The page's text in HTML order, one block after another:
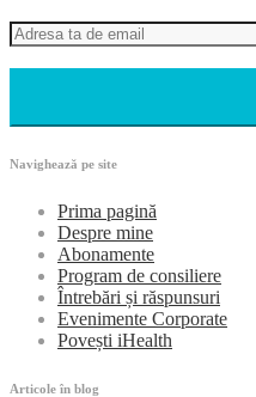
Navighează pe site
Prima pagină
Despre mine
Abonamente
Program de consiliere
Întrebări și răspunsuri
Evenimente Corporate
Povești iHealth
Articole în blog